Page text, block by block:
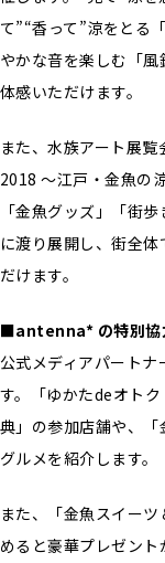
て”“香って”涼をとる
やかな音を楽しむ「
体感いただけます。
また、水族アート展覧
2018 ～江戸・金魚の
「金魚グッズ」「街
に渡り展開し、街全
だけます。
■antenna* の特別協
公式メディアパート
す。「ゆかたdeオト
典」の参加店舗や、
グルメを紹介します。
また、「金魚スイー
めると豪華プレゼン